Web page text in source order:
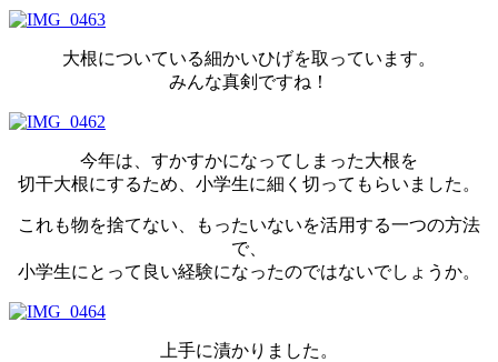
大根についている細かいひげを取っています。
みんな真剣ですね！
今年は、すかすかになってしまった大根を
切干大根にするため、小学生に細く切ってもらいました。
これも物を捨てない、もったいないを活用する一つの方法
で、
小学生にとって良い経験になったのではないでしょうか。
上手に漬かりました。